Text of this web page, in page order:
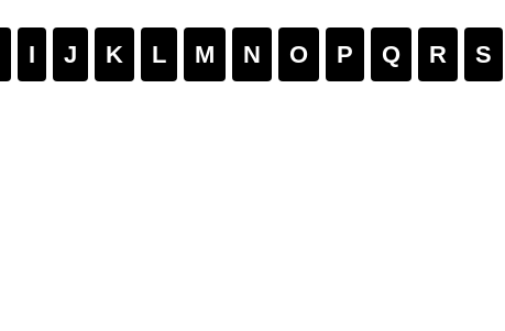
I J K L M N O P Q R S